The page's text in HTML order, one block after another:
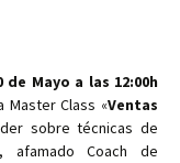
de Mayo a las 12:00h
Master Class «Ventas
sobre técnicas de
, afamado Coach de